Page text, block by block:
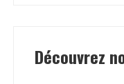
Découvrez